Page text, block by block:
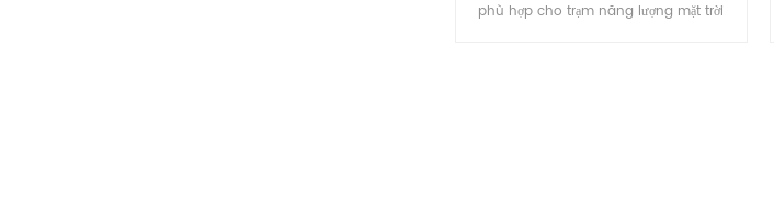
phù hợp cho trạm năng lượng mặt trời